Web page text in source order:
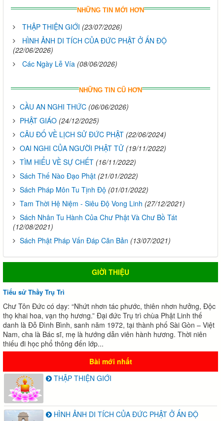
NHỮNG TIN MỚI HƠN
THẬP THIỆN GIỚI (23/07/2026)
HÌNH ẢNH DI TÍCH CỦA ĐỨC PHẬT Ở ẤN ĐỘ
(22/06/2026)
Các Ngày Lễ Vía (08/06/2026)
NHỮNG TIN CŨ HƠN
CẦU AN NGHI THỨC (06/06/2026)
PHẬT GIÁO (24/12/2025)
CÂU ĐỐ VỀ LỊCH SỬ ĐỨC PHẬT (22/06/2024)
OAI NGHI CỦA NGƯỜI PHẬT TỬ (19/11/2022)
TÌM HIỂU VỀ SỰ CHẾT (16/11/2022)
Sách Thế Nào Đạo Phật (21/01/2022)
Sách Pháp Môn Tu Tịnh Độ (01/01/2022)
Tam Thời Hệ Niệm - Siêu Độ Vong Linh (27/12/2021)
Sách Nhân Tu Hành Của Chư Phật Và Chư Bồ Tát
(12/08/2021)
Sách Phật Pháp Vấn Đáp Căn Bản (13/07/2021)
GIỜI THIỆU
Tiểu sử Thầy Trụ Trì
Chư Tôn Đức có dạy: “Nhứt nhơn tác phước, thiên nhơn hưởng, Độc
thọ khai hoa, vạn thọ hương.” Đại đức Trụ trì chùa Phật Linh thế
danh là Đỗ Đình Bình, sanh năm 1972, tại thành phố Sài Gòn – Việt
Nam, cha là Bác sĩ, mẹ là hướng dẫn viên hành hương. Thời niên
thiếu đi học phổ thông đến lớp...
Bài mới nhất
THẬP THIỆN GIỚI
HÌNH ẢNH DI TÍCH CỦA ĐỨC PHẬT Ở ẤN ĐỘ